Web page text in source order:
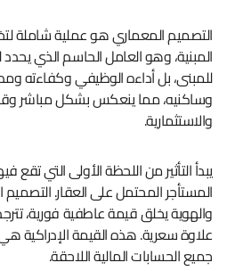
التصميم المعماري هو عملية شاملة
المبنية، وهو العامل الحاسم الذي
للمبنى، بل أداءه الوظيفي وكفاءته
وساكنيه، مما ينعكس بشكل مباشر
والاستثمارية.
يبدأ التأثير من اللحظة الأولى التي تقع
المستأجر المحتمل على العقار. التصميم
والهوية يخلق قيمة عاطفية فورية،
علاوة سعرية. هذه القيمة الإدراكية
جميع الحسابات المالية اللاحقة.